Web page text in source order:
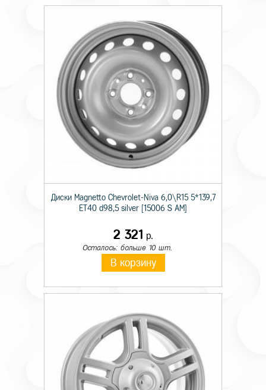
Диски Magnetto Chevrolet-Niva 6,0\R15 5*139,7
ET40 d98,5 silver [15006 S AM]
2 321 р.
Осталось: больше 10 шт.
В корзину